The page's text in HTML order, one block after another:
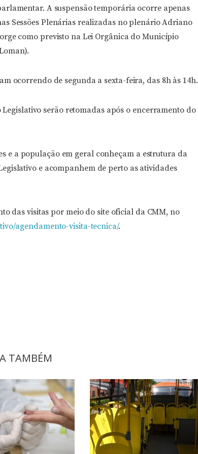
A suspensão temporária ocorre apenas
Sessões Plenárias realizadas no plenário Adriano
como previsto na Lei Orgânica do Município
ocorrendo de segunda a sexta-feira, das 8h às 14h.
serão retomadas após o encerramento do
e a população em geral conheçam a estrutura da
e acompanhem de perto as atividades
das visitas por meio do site oficial da CMM, no
agendamento-visita-tecnica/.
TAMBÉM